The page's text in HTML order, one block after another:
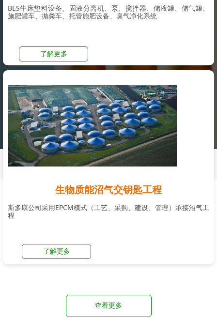
BES牛床垫料设备、固液分离机、 泵、 搅拌器、储液罐、储气罐、
施肥罐车、抛粪车、托管施肥设备、 臭气净化系统
了解更多
生物质能沼气交钥匙工程
斯多康公司采用EPCM模式（工艺、采购、建设、管理）承接沼气工
程
了解更多
查看更多